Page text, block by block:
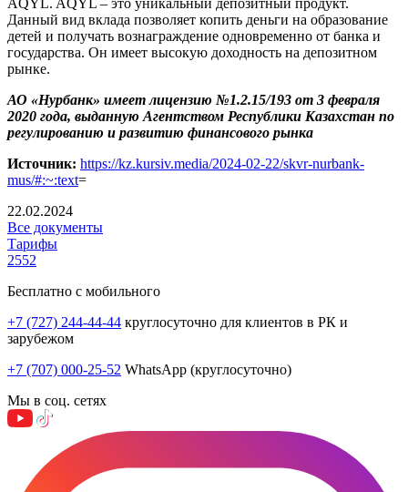
Данный вид вклада позволяет копить деньги на образование
детей и получать вознаграждение одновременно от банка и
государства. Он имеет высокую доходность на депозитном
рынке.
АО «Нурбанк» имеет лицензию №1.2.15/193 от 3 февраля
2020 года, выданную Агентством Республики Казахстан по
регулированию и развитию финансового рынка
Источник: https://kz.kursiv.media/2024-02-22/skvr-nurbank-
mus/#:~:text=
22.02.2024
Все документы
Тарифы
2552
Бесплатно с мобильного
+7 (727) 244-44-44 круглосуточно для клиентов в РК и
зарубежом
+7 (707) 000-25-52 WhatsApp (круглосуточно)
Мы в соц. сетях